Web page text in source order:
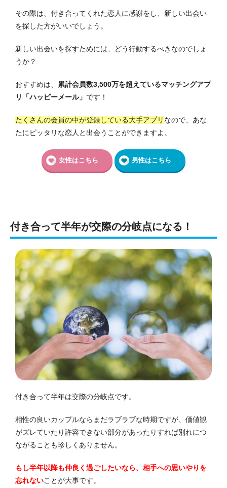
その際は、付き合ってくれた恋人に感謝をし、新しい出会い
を探した方がいいでしょう。
新しい出会いを探すためには、どう行動するべきなのでしょ
うか？
おすすめは、 累計会員数3,500万を超えているマッチングアプ
リ「ハッピーメール」 です！
たくさんの会員の中が登録している大手アプリ なので、あな
たにピッタリな恋人と出会うことができますよ。
女性はこちら 男性はこちら
付き合って半年が交際の分岐点になる！
付き合って半年は交際の分岐点です。
相性の良いカップルならまだラブラブな時期ですが、価値観
がズレていたり許容できない部分があったりすれば別れにつ
ながることも珍しくありません。
もし半年以降も仲良く過ごしたいなら、相手への思いやりを
忘れないことが大事です。